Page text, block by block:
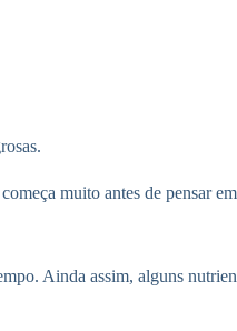
muito antes de pensar
Ainda assim, alguns